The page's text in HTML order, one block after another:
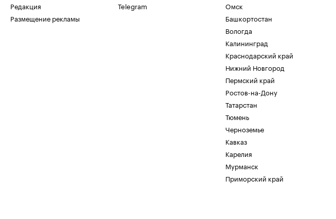
Редакция
Размещение рекламы
Telegram
Омск
Башкортостан
Вологда
Калининград
Краснодарский край
Нижний Новгород
Пермский край
Ростов-на-Дону
Татарстан
Тюмень
Черноземье
Кавказ
Карелия
Мурманск
Приморский край